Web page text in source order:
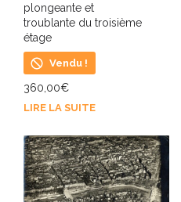
plongeante et
troublante du troisième
étage
Vendu !
360,00€
LIRE LA SUITE